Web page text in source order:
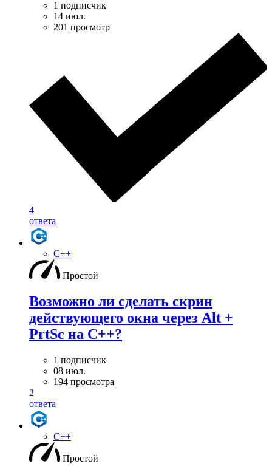
1 подписчик
14 июл.
201 просмотр
4
ответа
C++
Простой
Возможно ли сделать скрин
действующего окна через Alt +
PrtSc на С++?
1 подписчик
08 июл.
194 просмотра
2
ответа
C++
Простой